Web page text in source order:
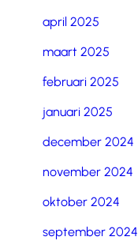
april 2025
maart 2025
februari 2025
januari 2025
december 2024
november 2024
oktober 2024
september 2024